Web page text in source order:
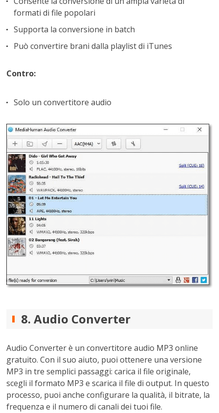
formati di file popolari
Supporta la conversione in batch
Può convertire brani dalla playlist di iTunes
Contro:
Solo un convertitore audio
8. Audio Converter
Audio Converter è un convertitore audio MP3 online
gratuito. Con il suo aiuto, puoi ottenere una versione
MP3 in tre semplici passaggi: carica il file originale,
scegli il formato MP3 e scarica il file di output. In questo
processo, puoi anche configurare la qualità, il bitrate, la
frequenza e il numero di canali dei tuoi file.